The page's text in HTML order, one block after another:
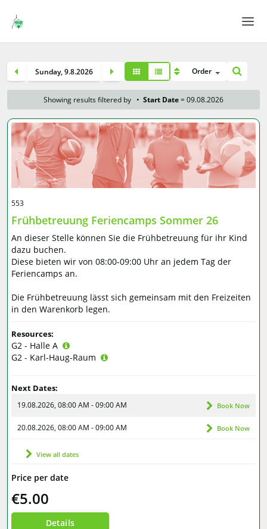
Login
Language
Help & Info
Sunday,9.8.2026 Order
Showing results filtered by • Start Date= 09.08.2026
553
Frühbetreuung Feriencamps Sommer 26
An dieser Stelle können Sie die Frühbetreuung für ihr Kind
dazu buchen.
Diese bieten wir von 08:00-09:00 Uhr an jedem Tag der
Feriencamps an.
Die Frühbetreuung lässt sich gemeinsam mit den Freizeiten
in den Warenkorb legen.
Resources:
G2 - Halle A
G2 - Karl-Haug-Raum
Next Dates:
19.08.2026, 08:00 AM - 09:00 AM
Book Now
20.08.2026, 08:00 AM - 09:00 AM Book Now
View all dates
Price per date
€5.00
Details